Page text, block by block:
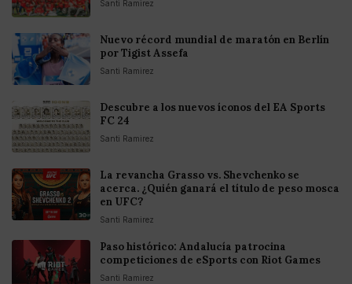
Santi Ramirez
Nuevo récord mundial de maratón en Berlín
por Tigist Assefa
Santi Ramirez
Descubre a los nuevos íconos del EA Sports
FC 24
Santi Ramirez
La revancha Grasso vs. Shevchenko se
acerca. ¿Quién ganará el título de peso mosca
en UFC?
Santi Ramirez
Paso histórico: Andalucía patrocina
competiciones de eSports con Riot Games
Santi Ramirez